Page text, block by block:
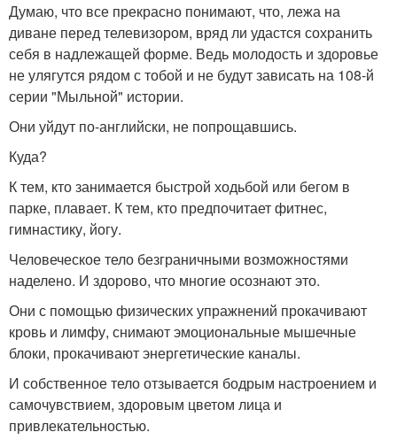
Думаю, что все прекрасно понимают, что, лежа на
диване перед телевизором, вряд ли удастся сохранить
себя в надлежащей форме. Ведь молодость и здоровье
не улягутся рядом с тобой и не будут зависать на 108-й
серии "Мыльной" истории.
Они уйдут по-английски, не попрощавшись.
Куда?
К тем, кто занимается быстрой ходьбой или бегом в
парке, плавает. К тем, кто предпочитает фитнес,
гимнастику, йогу.
Человеческое тело безграничными возможностями
наделено. И здорово, что многие осознают это.
Они с помощью физических упражнений прокачивают
кровь и лимфу, снимают эмоциональные мышечные
блоки, прокачивают энергетические каналы.
И собственное тело отзывается бодрым настроением и
самочувствием, здоровым цветом лица и
привлекательностью.